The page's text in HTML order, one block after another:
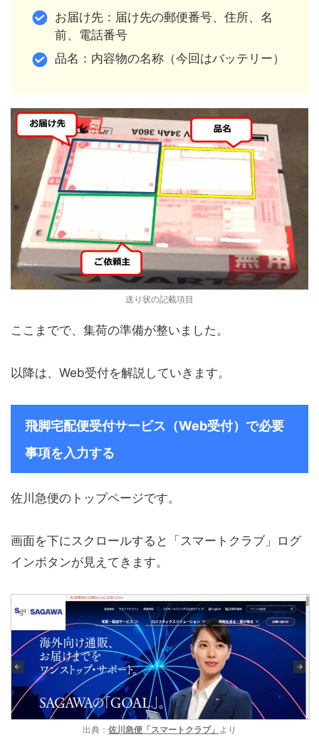
お届け先：届け先の郵便番号、住所、名
前、電話番号
品名：内容物の名称（今回はバッテリー）
送り状の記載項目
ここまでで、集荷の準備が整いました。
以降は、Web受付を解説していきます。
飛脚宅配便受付サービス（Web受付）で必要
事項を入力する
佐川急便のトップページです。
画面を下にスクロールすると「スマートクラブ」ログ
インボタンが見えてきます。
出典： 佐川急便「スマートクラブ」 より